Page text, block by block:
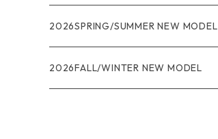
R1
R1エア
ウィメンズ
R1
ジャケット・アウター
★★★
レインウェアー
2026SPRING/SUMMER NEW MODEL
2026FALL/WINTER NEW MODEL